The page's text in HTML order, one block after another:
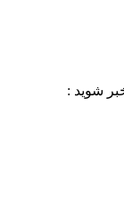
شوید :